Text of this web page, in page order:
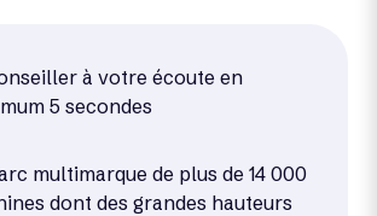
à votre écoute en
5 secondes
multimarque de plus de 14 000
dont des grandes hauteurs